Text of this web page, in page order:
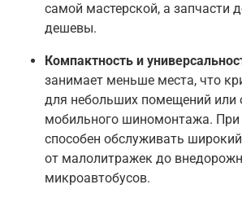
самой мастерской, а запчасти
дешевы.
Компактность и
занимает меньше места, что
для небольших помещений или
мобильного шиномонтажа.
способен обслуживать
от малолитражек до
микроавтобусов.